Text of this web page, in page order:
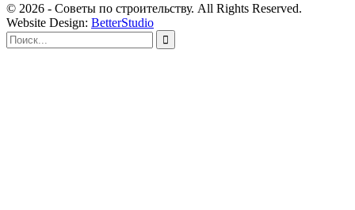
© 2026 - Советы по строительству. All Rights Reserved.
Website Design: BetterStudio